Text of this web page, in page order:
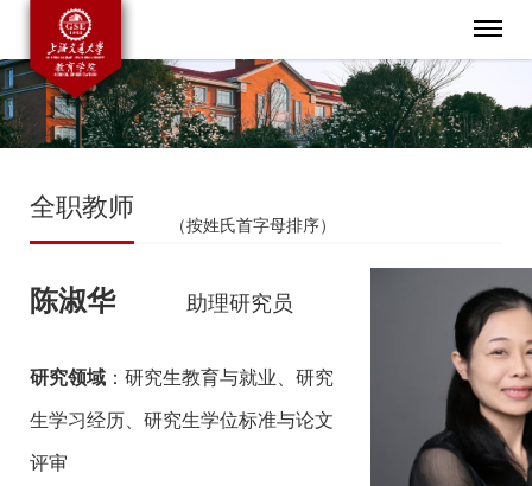
全职教师
（按姓氏首字母排序）
陈淑华 助理研究员
研究领域 ：研究生教育与就业、研究
生学习经历、研究生学位标准与论文
评审